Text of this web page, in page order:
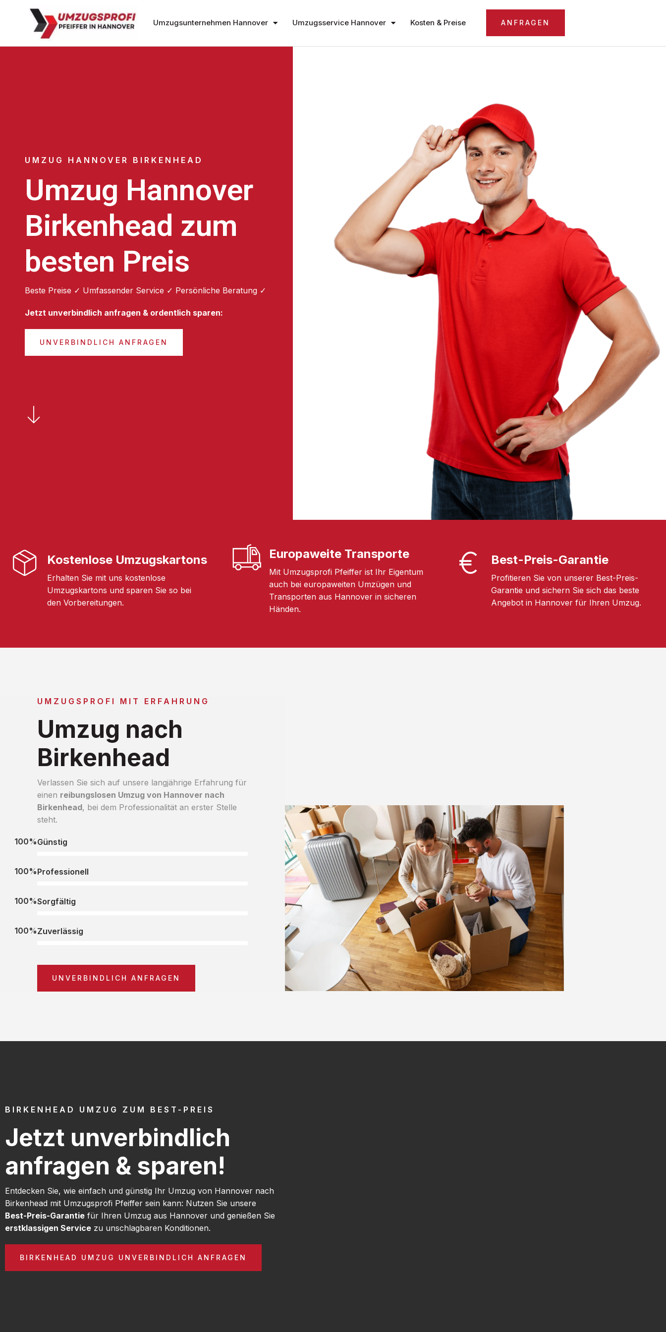
Umzugsunternehmen Hannover Umzugsservice Hannover Kosten & Preise ANFRAGEN
UMZUG HANNOVER BIRKENHEAD
Umzug Hannover
Birkenhead zum
besten Preis
Beste Preise ✓ Umfassender Service ✓ Persönliche Beratung ✓
Jetzt unverbindlich anfragen & ordentlich sparen:
UNVERBINDLICH ANFRAGEN
Kostenlose Umzugskartons
Erhalten Sie mit uns kostenlose
Umzugskartons und sparen Sie so bei
den Vorbereitungen.
Europaweite Transporte
Mit Umzugsprofi Pfeiffer ist Ihr Eigentum
auch bei europaweiten Umzügen und
Transporten aus Hannover in sicheren
Händen.
Best-Preis-Garantie
Profitieren Sie von unserer Best-Preis-
Garantie und sichern Sie sich das beste
Angebot in Hannover für Ihren Umzug.
UMZUGSPROFI MIT ERFAHRUNG
Umzug nach
Birkenhead
Verlassen Sie sich auf unsere langjährige Erfahrung für
einen reibungslosen Umzug von Hannover nach
Birkenhead, bei dem Professionalität an erster Stelle
steht.
Günstig
100%
Professionell
100%
Sorgfältig
100%
Zuverlässig
100%
UNVERBINDLICH ANFRAGEN
BIRKENHEAD UMZUG ZUM BEST-PREIS
Jetzt unverbindlich
anfragen & sparen!
Entdecken Sie, wie einfach und günstig Ihr Umzug von Hannover nach
Birkenhead mit Umzugsprofi Pfeiffer sein kann: Nutzen Sie unsere
Best-Preis-Garantie für Ihren Umzug aus Hannover und genießen Sie
erstklassigen Service zu unschlagbaren Konditionen.
BIRKENHEAD UMZUG UNVERBINDLICH ANFRAGEN